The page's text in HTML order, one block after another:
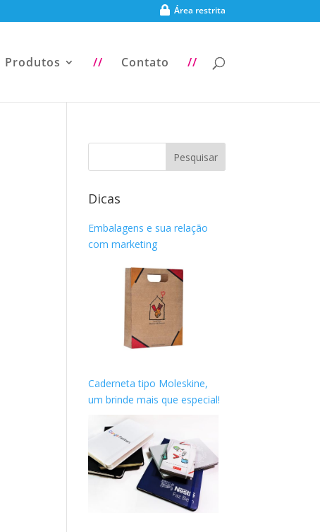
Área restrita
Produtos // Contato //
Dicas
Embalagens e sua relação
com marketing
Caderneta tipo Moleskine,
um brinde mais que especial!